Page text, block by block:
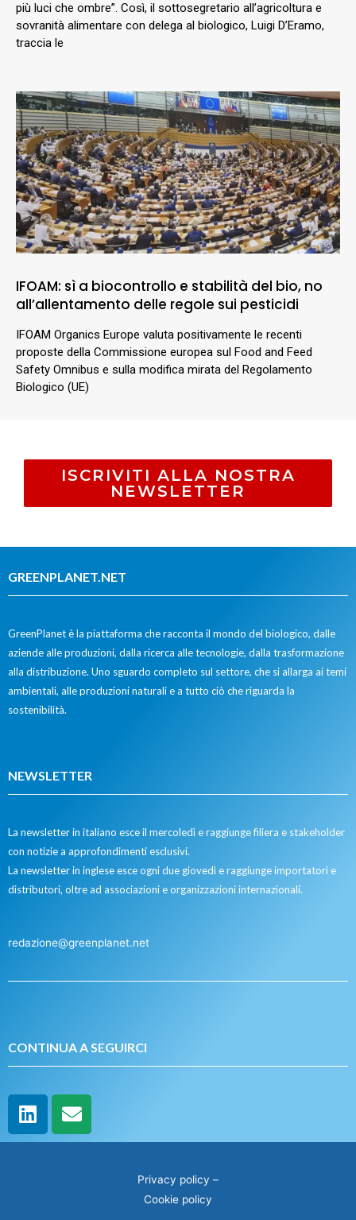
più luci che ombre”. Così, il sottosegretario all’agricoltura e
sovranità alimentare con delega al biologico, Luigi D’Eramo,
traccia le
IFOAM: sì a biocontrollo e stabilità del bio, no
all’allentamento delle regole sui pesticidi
IFOAM Organics Europe valuta positivamente le recenti
proposte della Commissione europea sul Food and Feed
Safety Omnibus e sulla modifica mirata del Regolamento
Biologico (UE)
ISCRIVITI ALLA NOSTRA
NEWSLETTER
GREENPLANET.NET
GreenPlanet è la piattaforma che racconta il mondo del biologico, dalle
aziende alle produzioni, dalla ricerca alle tecnologie, dalla trasformazione
alla distribuzione. Uno sguardo completo sul settore, che si allarga ai temi
ambientali, alle produzioni naturali e a tutto ciò che riguarda la
sostenibilità.
NEWSLETTER
La newsletter in italiano esce il mercoledì e raggiunge filiera e stakeholder
con notizie a approfondimenti esclusivi.
La newsletter in inglese esce ogni due giovedì e raggiunge importatori e
distributori, oltre ad associazioni e organizzazioni internazionali.
redazione@greenplanet.net
CONTINUA A SEGUIRCI
Privacy policy –
Cookie policy